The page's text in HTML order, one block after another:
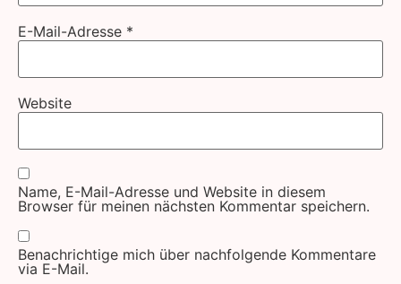
E-Mail-Adresse *
Website
Name, E-Mail-Adresse und Website in diesem
Browser für meinen nächsten Kommentar speichern.
Benachrichtige mich über nachfolgende Kommentare
via E-Mail.